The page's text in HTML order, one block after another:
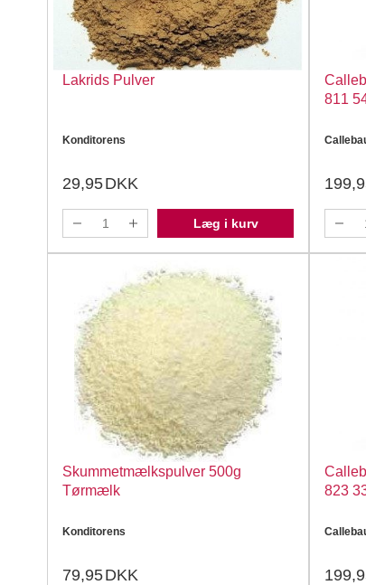
Lakrids Pulver
Konditorens
29,95DKK
Læg i kurv
811
Skummetmælkspulver 500g
Tørmælk
Konditorens
79,95DKK
823